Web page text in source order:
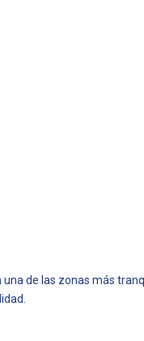
de las zonas más